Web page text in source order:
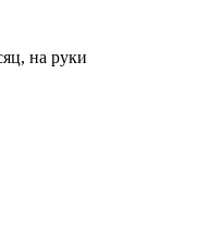
на руки